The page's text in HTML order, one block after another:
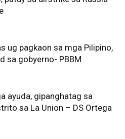
ug pagkaon sa mga Pilipino,
sa gobyerno- PBBM
ayuda, gipanghatag sa
sa La Union – DS Ortega